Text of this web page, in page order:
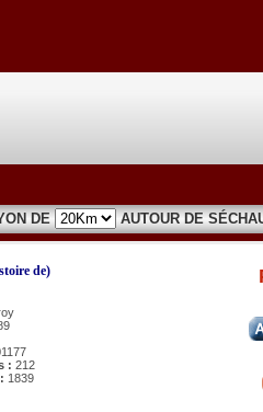
DE AUTOUR DE
de)
: 212
1839